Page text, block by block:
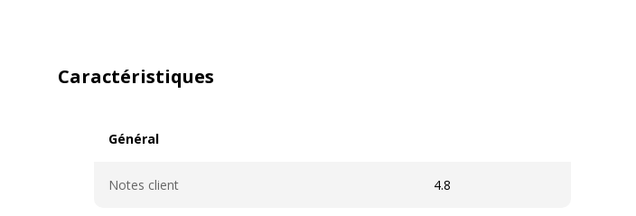
Caractéristiques
Général
Notes client 4.8